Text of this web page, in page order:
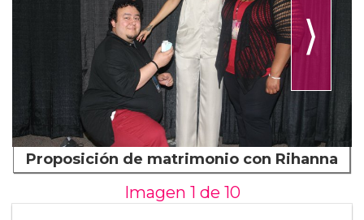
⟩
Proposición de matrimonio con Rihanna
Imagen 1 de 10